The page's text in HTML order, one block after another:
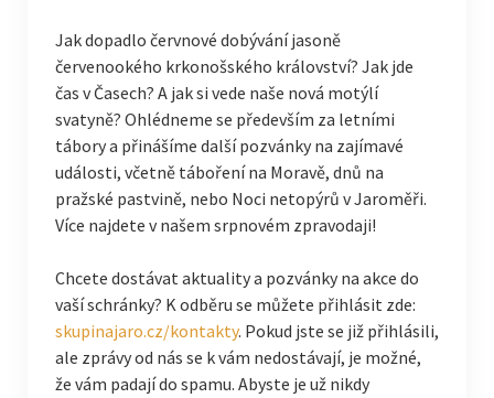
Jak dopadlo červnové dobývání jasoně
červenookého krkonošského království? Jak jde
čas v Časech? A jak si vede naše nová motýlí
svatyně? Ohlédneme se především za letními
tábory a přinášíme další pozvánky na zajímavé
události, včetně táboření na Moravě, dnů na
pražské pastvině, nebo Noci netopýrů v Jaroměři.
Více najdete v našem srpnovém zpravodaji!
Chcete dostávat aktuality a pozvánky na akce do
vaší schránky? K odběru se můžete přihlásit zde:
skupinajaro.cz/kontakty. Pokud jste se již přihlásili,
ale zprávy od nás se k vám nedostávají, je možné,
že vám padají do spamu. Abyste je už nikdy